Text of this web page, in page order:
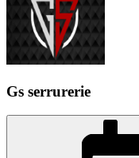
Gs serrurerie